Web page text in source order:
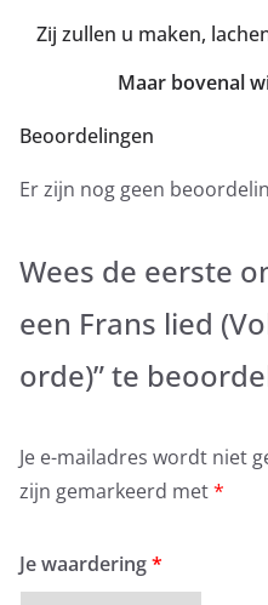
Zij zullen u maken,
Maar bovenal
Beoordelingen
Er zijn nog geen
Wees de eerste
een Frans lied
orde)” te
Je e-mailadres wordt niet
zijn gemarkeerd met*
Je waardering*